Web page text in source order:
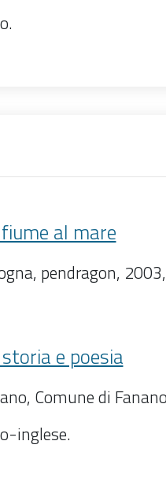
al mare
pendragon,
e poesia
Comune di
inglese.